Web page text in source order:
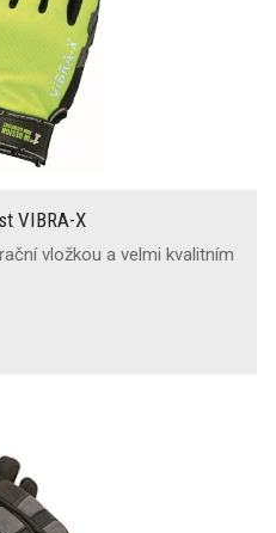
VIBRA-X
vložkou a velmi kvalitním